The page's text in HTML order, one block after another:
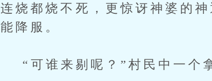
连烧都烧不死，更惊讶神婆的
能降服。
“可谁来剔呢？”村民中一个